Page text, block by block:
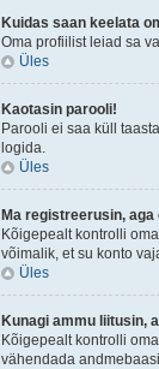
Kuidas saan keelata
Oma profiilist leiad sa
Üles
Kaotasin parooli!
Parooli ei saa küll
logida.
Üles
Ma registreerusin,
Kõigepealt kontrolli
võimalik, et su konto
Üles
Kunagi ammu liitusin,
Kõigepealt kontrolli
vähendada